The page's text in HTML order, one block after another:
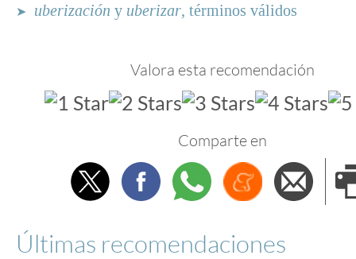
➤ uberización y uberizar, términos válidos
Valora esta recomendación
Comparte en
TwitterFacebookWhatsappMenéame
Últimas recomendaciones